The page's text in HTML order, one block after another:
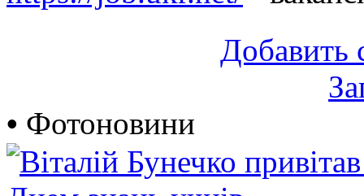
Добавить
• Фотоновини